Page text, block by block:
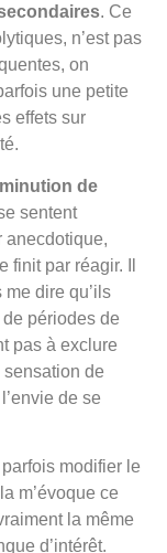
. Ce
n’est pas
on
une petite
effets sur
de
sentent
anecdotique,
par réagir. Il
me dire qu’ils
de périodes de
pas à exclure
de
de se
modifier le
m’évoque ce
la même
d’intérêt.